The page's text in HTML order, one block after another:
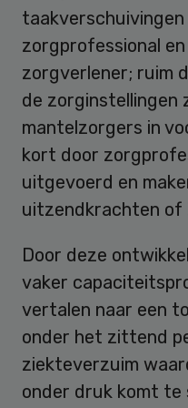
zorgprofessional
zorgverlener; ruim
de zorginstellingen
mantelzorgers in
kort door
uitgevoerd en
uitzendkrachten of
Door deze
vaker
vertalen naar een
onder het zittend
ziekteverzuim
onder druk komt te